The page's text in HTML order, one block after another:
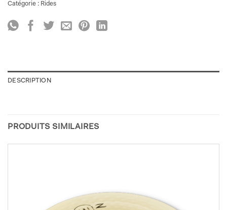
Catégorie : Rides
DESCRIPTION
PRODUITS SIMILAIRES